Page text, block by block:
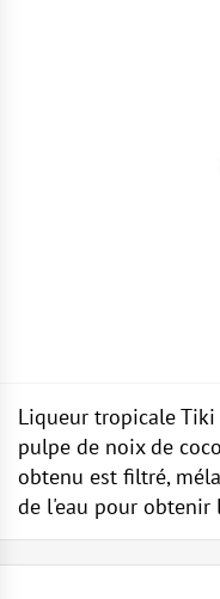
Liqueur tropicale
pulpe de noix de
obtenu est filtré,
de l'eau pour obtenir